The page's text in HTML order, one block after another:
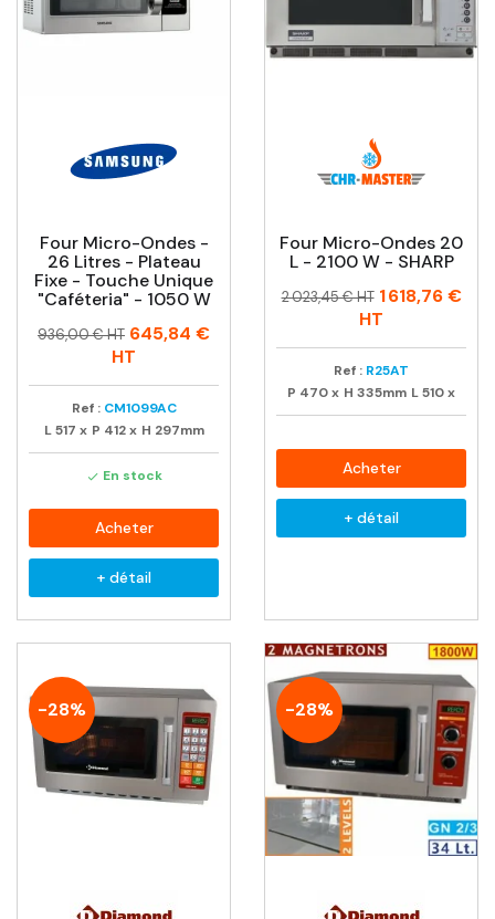
Four Micro-Ondes -
26 Litres - Plateau
Fixe - Touche Unique
"caféteria" - 1050 W
Prix
Prix
936,00 € HT 645,84 €
HT
Ref : CM1099AC
L 517 x P 412 x H 297mm
 En stock
Acheter
+ détail
Four Micro-Ondes 20
L - 2100 W - SHARP
Prix
Prix
2 023,45 € HT 1 618,76 €
HT
Ref : R25AT
P 470x H 335mm L510x
Acheter
+ détail
-28% -28%